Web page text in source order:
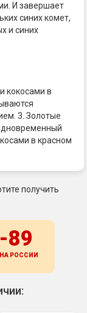
И завершает
синих комет,
и синих
кокосами в
3. Золотые
в красном
получить
89
РОССИИ